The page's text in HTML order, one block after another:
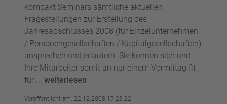
kompakt Seminars sämtliche aktuellen
Fragestellungen zur Erstellung des
Jahresabschlusses 2008 (für Einzelunternehmen
/ Personengesellschaften / Kapitalgesellschaften)
ansprechen und erläutern. Sie können sich und
Ihre Mitarbeiter somit an nur einem Vormittag fit
für ... weiterlesen
Veröffentlicht am: 22.12.2008 17:23:22